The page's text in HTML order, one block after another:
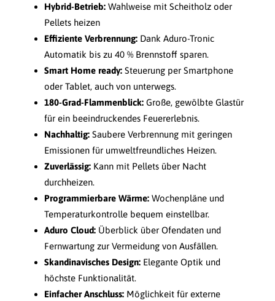
Hybrid-Betrieb: Wahlweise mit Scheitholz oder
Pellets heizen
Effiziente Verbrennung: Dank Aduro-Tronic
Automatik bis zu 40 % Brennstoff sparen.
Smart Home ready: Steuerung per Smartphone
oder Tablet, auch von unterwegs.
180-Grad-Flammenblick: Große, gewölbte Glastür
für ein beeindruckendes Feuererlebnis.
Nachhaltig: Saubere Verbrennung mit geringen
Emissionen für umweltfreundliches Heizen.
Zuverlässig: Kann mit Pellets über Nacht
durchheizen.
Programmierbare Wärme: Wochenpläne und
Temperaturkontrolle bequem einstellbar.
Aduro Cloud: Überblick über Ofendaten und
Fernwartung zur Vermeidung von Ausfällen.
Skandinavisches Design: Elegante Optik und
höchste Funktionalität.
Einfacher Anschluss: Möglichkeit für externe